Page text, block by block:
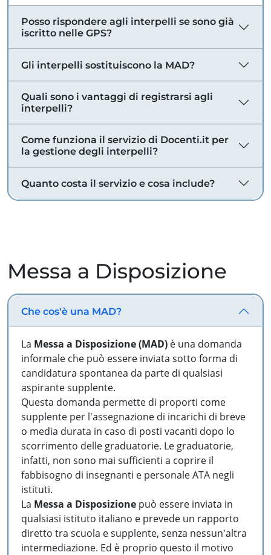
Posso rispondere agli interpelli se sono già
iscritto nelle GPS?
Gli interpelli sostituiscono la MAD?
Quali sono i vantaggi di registrarsi agli
interpelli?
Come funziona il servizio di Docenti.it per
la gestione degli interpelli?
Quanto costa il servizio e cosa include?
Messa a Disposizione
Che cos'è una MAD?
La Messa a Disposizione (MAD) è una domanda
informale che può essere inviata sotto forma di
candidatura spontanea da parte di qualsiasi
aspirante supplente.
Questa domanda permette di proporti come
supplente per l'assegnazione di incarichi di breve
o media durata in caso di posti vacanti dopo lo
scorrimento delle graduatorie. Le graduatorie,
infatti, non sono mai sufficienti a coprire il
fabbisogno di insegnanti e personale ATA negli
istituti.
La Messa a Disposizione può essere inviata in
qualsiasi istituto italiano e prevede un rapporto
diretto tra scuola e supplente, senza nessun'altra
intermediazione. Ed è proprio questo il motivo